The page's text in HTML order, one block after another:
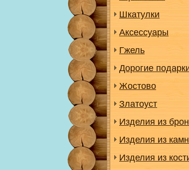
Шкатулки
Аксессуары
Гжель
Дорогие
Жостово
Златоуст
Изделия из
Изделия из
Изделия из